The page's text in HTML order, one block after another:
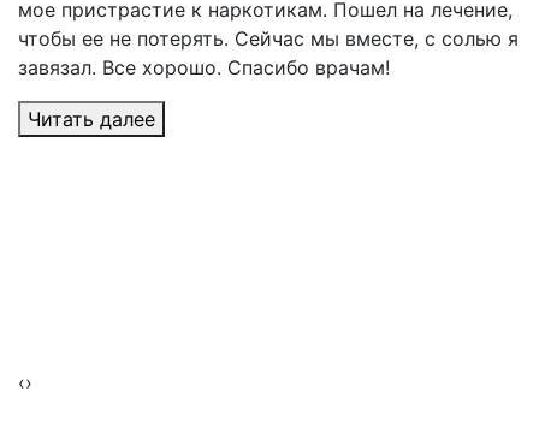
мое пристрастие к наркотикам. Пошел на лечение,
чтобы ее не потерять. Сейчас мы вместе, с солью я
завязал. Все хорошо. Спасибо врачам!
Читать далее
‹›